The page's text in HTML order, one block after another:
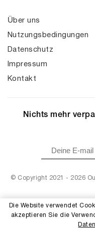
Über uns
Nutzungsbedingungen
Datenschutz
Impressum
Kontakt
© Copyright 2021 - 2026
Nichts mehr
Die Website verwendet
akzeptieren Sie die